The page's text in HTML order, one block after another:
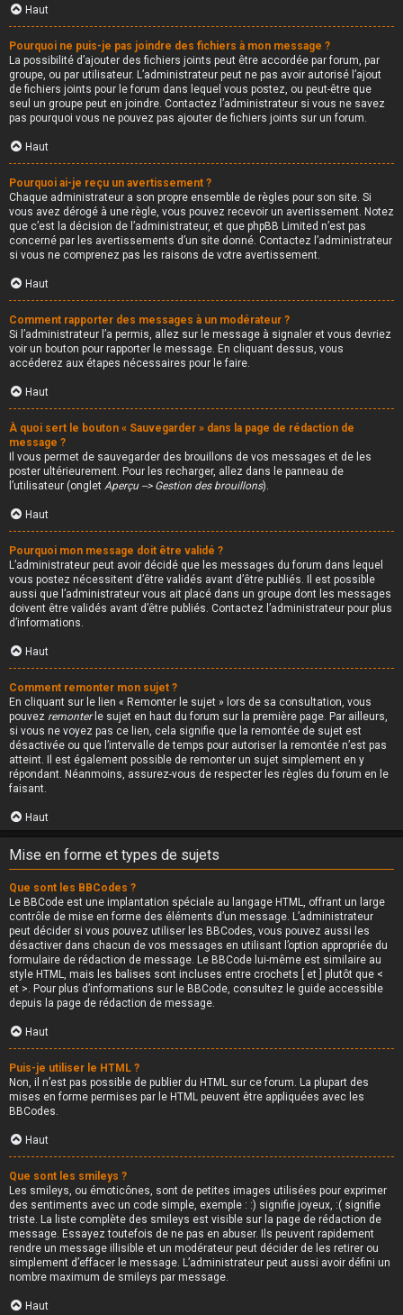
Haut
Pourquoi ne puis-je pas joindre des fichiers à mon message ?
La possibilité d’ajouter des fichiers joints peut être accordée par forum, par
groupe, ou par utilisateur. L’administrateur peut ne pas avoir autorisé l’ajout
de fichiers joints pour le forum dans lequel vous postez, ou peut-être que
seul un groupe peut en joindre. Contactez l’administrateur si vous ne savez
pas pourquoi vous ne pouvez pas ajouter de fichiers joints sur un forum.
Haut
Pourquoi ai-je reçu un avertissement ?
Chaque administrateur a son propre ensemble de règles pour son site. Si
vous avez dérogé à une règle, vous pouvez recevoir un avertissement. Notez
que c’est la décision de l’administrateur, et que phpBB Limited n’est pas
concerné par les avertissements d’un site donné. Contactez l’administrateur
si vous ne comprenez pas les raisons de votre avertissement.
Haut
Comment rapporter des messages à un modérateur ?
Si l’administrateur l’a permis, allez sur le message à signaler et vous devriez
voir un bouton pour rapporter le message. En cliquant dessus, vous
accéderez aux étapes nécessaires pour le faire.
Haut
À quoi sert le bouton « Sauvegarder » dans la page de rédaction de
message ?
Il vous permet de sauvegarder des brouillons de vos messages et de les
poster ultérieurement. Pour les recharger, allez dans le panneau de
l’utilisateur (onglet Aperçu --> Gestion des brouillons).
Haut
Pourquoi mon message doit être validé ?
L’administrateur peut avoir décidé que les messages du forum dans lequel
vous postez nécessitent d’être validés avant d’être publiés. Il est possible
aussi que l’administrateur vous ait placé dans un groupe dont les messages
doivent être validés avant d’être publiés. Contactez l’administrateur pour plus
d’informations.
Haut
Comment remonter mon sujet ?
En cliquant sur le lien « Remonter le sujet » lors de sa consultation, vous
pouvez remonterle sujet en haut du forum sur la première page. Par ailleurs,
si vous ne voyez pas ce lien, cela signifie que la remontée de sujet est
désactivée ou que l’intervalle de temps pour autoriser la remontée n’est pas
atteint. Il est également possible de remonter un sujet simplement en y
répondant. Néanmoins, assurez-vous de respecter les règles du forum en le
faisant.
Haut
Mise en forme et types de sujets
Que sont les BBCodes ?
Le BBCode est une implantation spéciale au langage HTML, offrant un large
contrôle de mise en forme des éléments d’un message. L’administrateur
peut décider si vous pouvez utiliser les BBCodes, vous pouvez aussi les
désactiver dans chacun de vos messages en utilisant l’option appropriée du
formulaire de rédaction de message. Le BBCode lui-même est similaire au
style HTML, mais les balises sont incluses entre crochets [ et ] plutôt que <
et >. Pour plus d’informations sur le BBCode, consultez le guide accessible
depuis la page de rédaction de message.
Haut
Puis-je utiliser le HTML ?
Non, il n’est pas possible de publier du HTML sur ce forum. La plupart des
mises en forme permises par le HTML peuvent être appliquées avec les
BBCodes.
Haut
Que sont les smileys ?
Les smileys, ou émoticônes, sont de petites images utilisées pour exprimer
des sentiments avec un code simple, exemple : :) signifie joyeux, :( signifie
triste. La liste complète des smileys est visible sur la page de rédaction de
message. Essayez toutefois de ne pas en abuser. Ils peuvent rapidement
rendre un message illisible et un modérateur peut décider de les retirer ou
simplement d’effacer le message. L’administrateur peut aussi avoir défini un
nombre maximum de smileys par message.
Haut